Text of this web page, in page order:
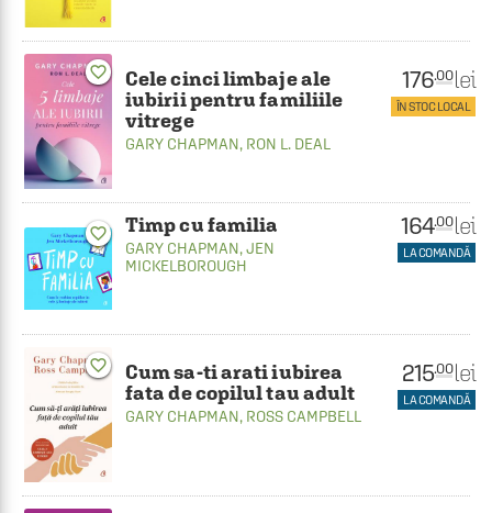
favorite_border
Cele cinci limbaje ale
iubirii pentru familiile
vitrege
GARY CHAPMAN, RON L. DEAL
176.00 lei
ÎN STOC LOCAL
favorite_border Timp cu familia
GARY CHAPMAN,JEN
MICKELBOROUGH
164.00 lei
LA COMANDĂ
favorite_border
Cum sa-ti arati iubirea
fata de copilul tau adult
GARY CHAPMAN, ROSS CAMPBELL
215.00 lei
LA COMANDĂ